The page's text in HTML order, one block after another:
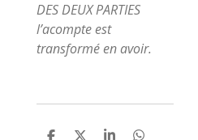
DES DEUX PARTIES
l’acompte est
transformé en avoir.